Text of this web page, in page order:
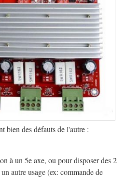
bien des défauts de l'autre :
à un 5e axe, ou pour disposer des 2
autre usage (ex: commande de